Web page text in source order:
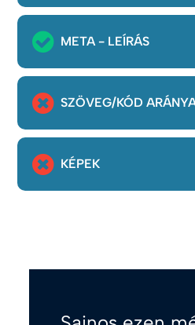
META - LEÍRÁS
SZÖVEG/KÓD
KÉPEK